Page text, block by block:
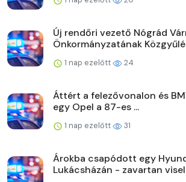
Új rendőri vezető Nógrád
Önkormányzatának
1 nap ezelőtt 24
Áttért a felezővonalon és
egy Opel a 87-es ...
1 nap ezelőtt 31
Árokba csapódott egy
Lukácsházán - zavartan